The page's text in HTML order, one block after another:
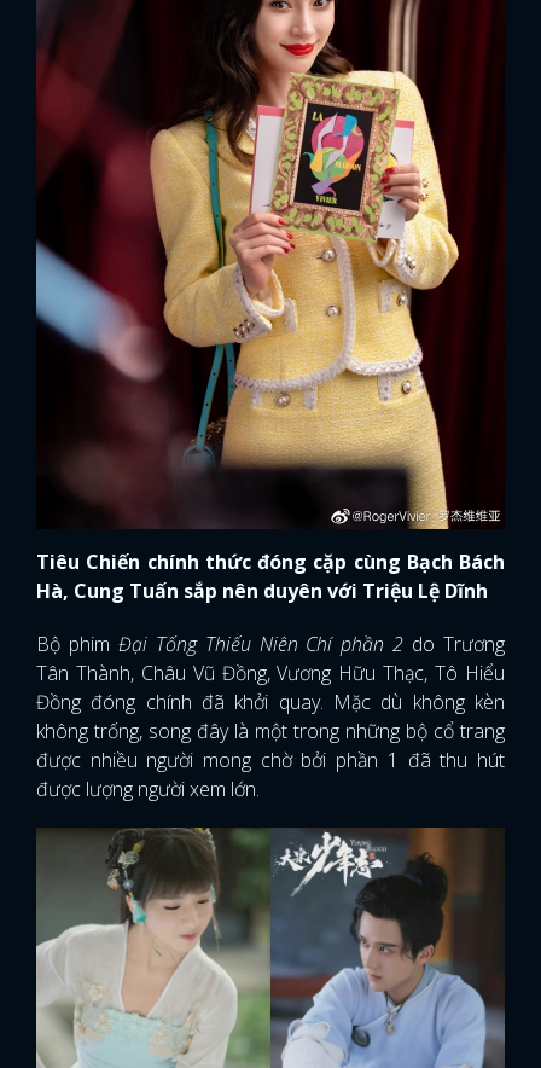
Tiêu Chiến chính thức đóng cặp cùng Bạch Bách
Hà, Cung Tuấn sắp nên duyên với Triệu Lệ Dĩnh
Bộ phim Đại Tống Thiếu Niên Chí phần 2 do Trương
Tân Thành, Châu Vũ Đồng, Vương Hữu Thạc, Tô Hiểu
Đồng đóng chính đã khởi quay. Mặc dù không kèn
không trống, song đây là một trong những bộ cổ trang
được nhiều người mong chờ bởi phần 1 đã thu hút
được lượng người xem lớn.